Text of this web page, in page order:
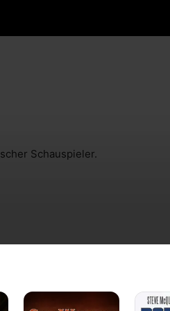
Schauspieler.
Sam
Whiskey
Papillon